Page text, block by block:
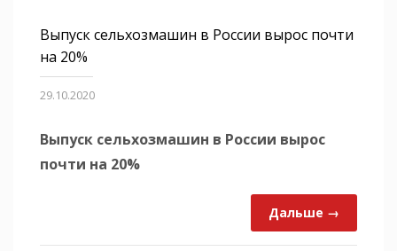
Выпуск сельхозмашин в России вырос почти
на 20%
29.10.2020
Выпуск сельхозмашин в России вырос
почти на 20%
Дальше →